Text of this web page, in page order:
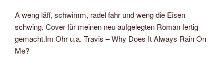
A weng läff, schwimm, radel fahr und weng die Eisen
schwing. Cover für meinen neu aufgelegten Roman fertig
gemacht.Im Ohr u.a. Travis – Why Does It Always Rain On
Me?